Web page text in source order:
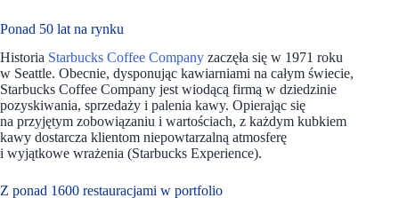
Ponad 50 lat na rynku
Historia Starbucks Coffee Company zaczęła się w 1971 roku
w Seattle. Obecnie, dysponując kawiarniami na całym świecie,
Starbucks Coffee Company jest wiodącą firmą w dziedzinie
pozyskiwania, sprzedaży i palenia kawy. Opierając się
na przyjętym zobowiązaniu i wartościach, z każdym kubkiem
kawy dostarcza klientom niepowtarzalną atmosferę
i wyjątkowe wrażenia (Starbucks Experience).
Z ponad 1600 restauracjami w portfolio